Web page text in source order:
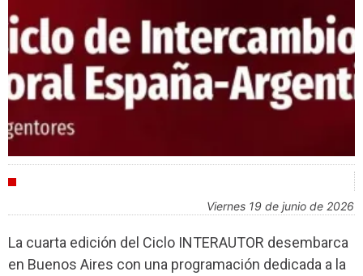
viernes 19 de junio de 2026
La cuarta edición del Ciclo INTERAUTOR desembarca
en Buenos Aires con una programación dedicada a la